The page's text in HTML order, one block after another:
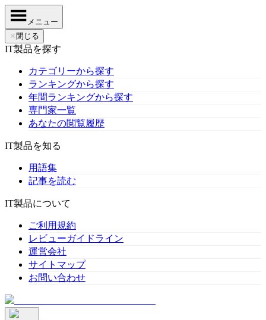
メニュー
✕ 閉じる
IT製品を探す
カテゴリーから探す
ランキングから探す
年間ランキングから探す
専門家一覧
あなたの閲覧履歴
IT製品を知る
用語集
記事を読む
IT製品について
ご利用規約
レビューガイドライン
運営会社
サイトマップ
お問い合わせ